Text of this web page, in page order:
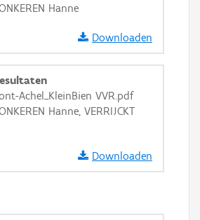
in grijswaarden
Hanne
Downloaden
Achel_KleinBien VVR.pdf
Hanne, VERRIJCKT
Downloaden